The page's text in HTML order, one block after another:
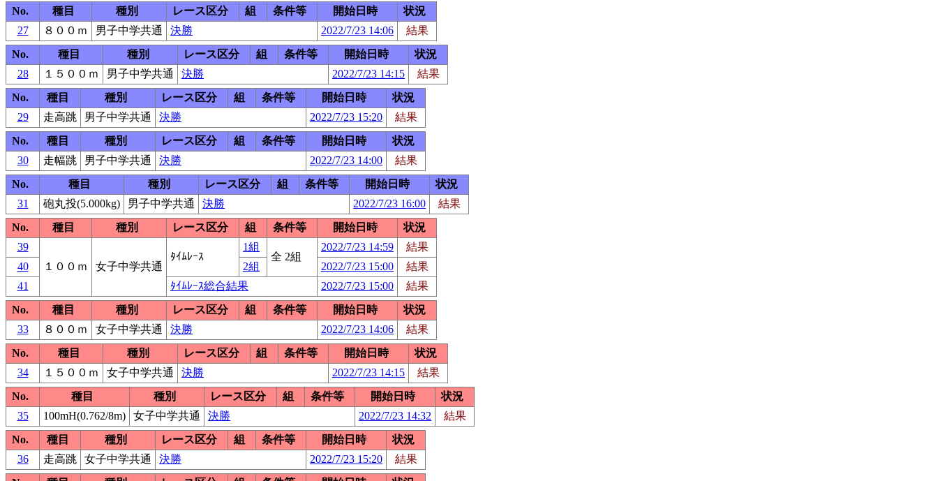
No.
種目 種別 レース区分 組 条件等 開始日時
状況
27
８００ｍ 男子中学共通 決勝 2022/7/23 14:06
結果
No.
種目 種別 レース区分 組 条件等 開始日時
状況
28
１５００ｍ 男子中学共通 決勝 2022/7/23 14:15
結果
No.
種目 種別 レース区分 組 条件等 開始日時
状況
29
走高跳 男子中学共通 決勝 2022/7/23 15:20
結果
No.
種目 種別 レース区分 組 条件等 開始日時
状況
30
走幅跳 男子中学共通 決勝 2022/7/23 14:00
結果
No.
種目 種別 レース区分 組 条件等 開始日時
状況
31
砲丸投(5.000kg) 男子中学共通 決勝 2022/7/23 16:00
結果
No.
種目 種別 レース区分 組 条件等 開始日時
状況
39
１００ｍ
女子中学共通
ﾀｲﾑﾚｰｽ
1組
全 2組
2022/7/23 14:59
結果
40
2組 2022/7/23 15:00
結果
41
ﾀｲﾑﾚｰｽ総合結果 2022/7/23 15:00
結果
No.
種目 種別 レース区分 組 条件等 開始日時
状況
33
８００ｍ 女子中学共通 決勝 2022/7/23 14:06
結果
No.
種目 種別 レース区分 組 条件等 開始日時
状況
34
１５００ｍ 女子中学共通 決勝 2022/7/23 14:15
結果
No.
種目 種別 レース区分 組 条件等 開始日時
状況
35
100mH(0.762/8m) 女子中学共通 決勝 2022/7/23 14:32
結果
No.
種目 種別 レース区分 組 条件等 開始日時
状況
36
走高跳 女子中学共通 決勝 2022/7/23 15:20
結果